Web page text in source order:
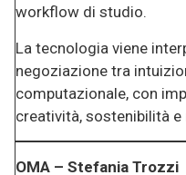
workflow di studio.
La tecnologia viene
negoziazione tra
computazionale, con
creatività, sostenibilità e
OMA – Stefania Trozzi